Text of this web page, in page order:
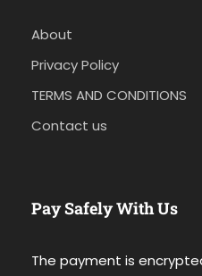
About
Privacy Policy
TERMS AND CONDITIONS
Contact us
Pay Safely With Us
The payment is